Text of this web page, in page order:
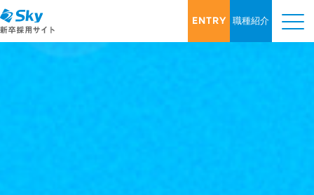
ENTRY 職種紹介